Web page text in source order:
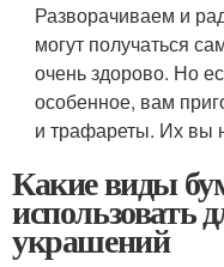
Разворачиваем и
могут получаться
очень здорово. Но
особенное, вам
и трафареты. Их вы
Какие виды
использовать
украшений